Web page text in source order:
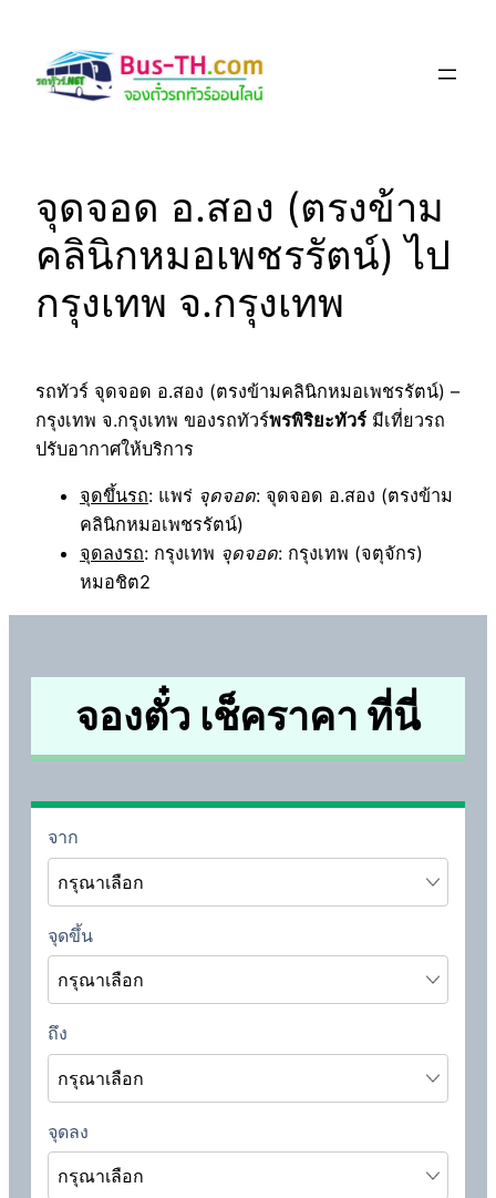
content
จุดจอด อ.สอง (ตรงข้าม
คลินิกหมอเพชรรัตน์) ไป
กรุงเทพ จ.กรุงเทพ
รถทัวร์ จุดจอด อ.สอง (ตรงข้ามคลินิกหมอเพชรรัตน์) –
กรุงเทพ จ.กรุงเทพ ของรถทัวร์พรพิริยะทัวร์ มีเที่ยวรถ
ปรับอากาศให้บริการ
จุดขึ้นรถ: แพร่ จุดจอด: จุดจอด อ.สอง (ตรงข้าม
คลินิกหมอเพชรรัตน์)
จุดลงรถ: กรุงเทพ จุดจอด: กรุงเทพ (จตุจักร)
หมอชิต2
จองตั๋ว เช็คราคา ที่นี่